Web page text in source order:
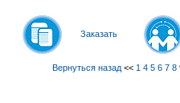
Заказать
Вернуться назад << 1 4 5 6 7 8